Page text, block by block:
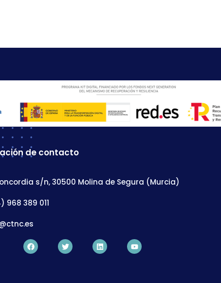
de contacto
s/n, 30500 Molina de Segura (Murcia)
968 389 011